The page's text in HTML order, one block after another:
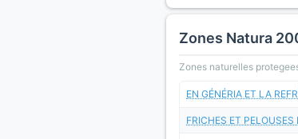
Zones Natura
Zones naturelles
EN GÉNÉRIA ET LA
FRICHES ET PELOUSES